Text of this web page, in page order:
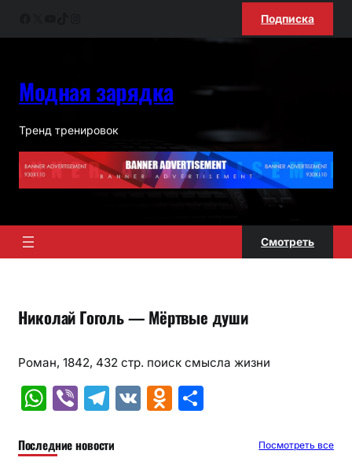
Подписка
Модная зарядка
Тренд тренировок
Смотреть
Николай Гоголь — Мёртвые души
Роман, 1842, 432 стр. поиск смысла жизни
W
at
Vi
er
T
e
V O О
Последние новости Посмотреть все